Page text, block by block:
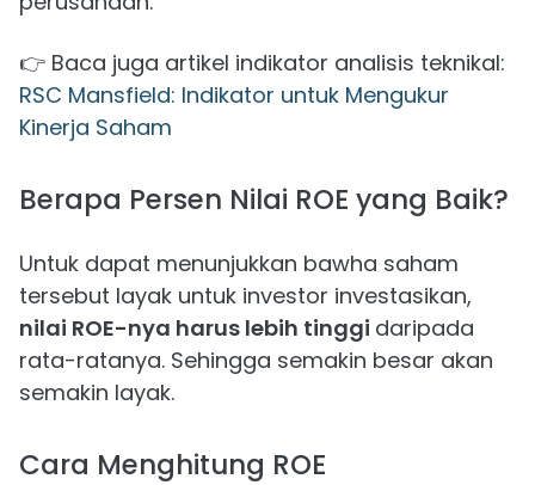
👉 Baca juga artikel indikator analisis teknikal:
RSC Mansfield: Indikator untuk Mengukur
Kinerja Saham
Berapa Persen Nilai ROE yang Baik?
Untuk dapat menunjukkan bawha saham
tersebut layak untuk investor investasikan,
nilai ROE-nya harus lebih tinggi daripada
rata-ratanya. Sehingga semakin besar akan
semakin layak.
Cara Menghitung ROE